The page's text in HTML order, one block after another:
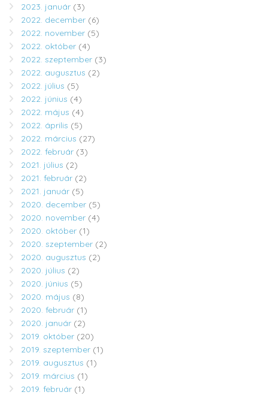
2023. január (3)
2022. december (6)
2022. november (5)
2022. október (4)
2022. szeptember (3)
2022. augusztus (2)
2022. július (5)
2022. június (4)
2022. május (4)
2022. április (5)
2022. március (27)
2022. február (3)
2021. július (2)
2021. február (2)
2021. január (5)
2020. december (5)
2020. november (4)
2020. október (1)
2020. szeptember (2)
2020. augusztus (2)
2020. július (2)
2020. június (5)
2020. május (8)
2020. február (1)
2020. január (2)
2019. október (20)
2019. szeptember (1)
2019. augusztus (1)
2019. március (1)
2019. február (1)